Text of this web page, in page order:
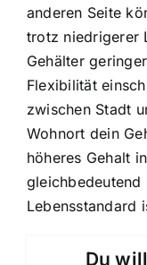
anderen Seite
trotz niedrigerer
Gehälter
Flexibilität
zwischen Stadt
Wohnort dein
höheres Gehalt
gleichbedeutend
Lebensstandard
Du